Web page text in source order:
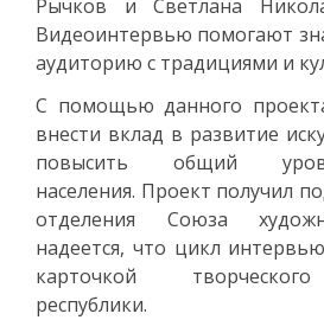
Рычков и Светлана
Видеоинтервью помогают
аудиторию с традициями и
С помощью данного
внести вклад в развитие
повысить общий
населения. Проект получил
отделения Союза
надеется, что цикл
карточкой
республики.